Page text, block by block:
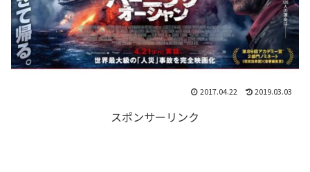
2017.04.22 2019.03.03
スポンサーリンク